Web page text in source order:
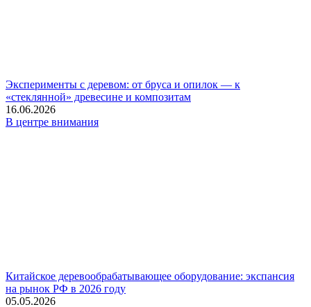
Эксперименты с деревом: от бруса и опилок — к
«стеклянной» древесине и композитам
16.06.2026
В центре внимания
Китайское деревообрабатывающее оборудование: экспансия
на рынок РФ в 2026 году
05.05.2026